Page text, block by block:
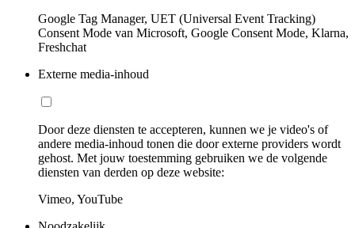
Google Tag Manager, UET (Universal Event Tracking)
Consent Mode van Microsoft, Google Consent Mode, Klarna,
Freshchat
Externe media-inhoud
Door deze diensten te accepteren, kunnen we je video's of
andere media-inhoud tonen die door externe providers wordt
gehost. Met jouw toestemming gebruiken we de volgende
diensten van derden op deze website:
Vimeo, YouTube